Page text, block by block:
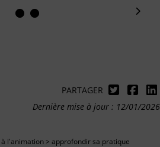
PARTAGER
Dernière mise à jour : 12/01/2026
l'animation> approfondir sa pratique